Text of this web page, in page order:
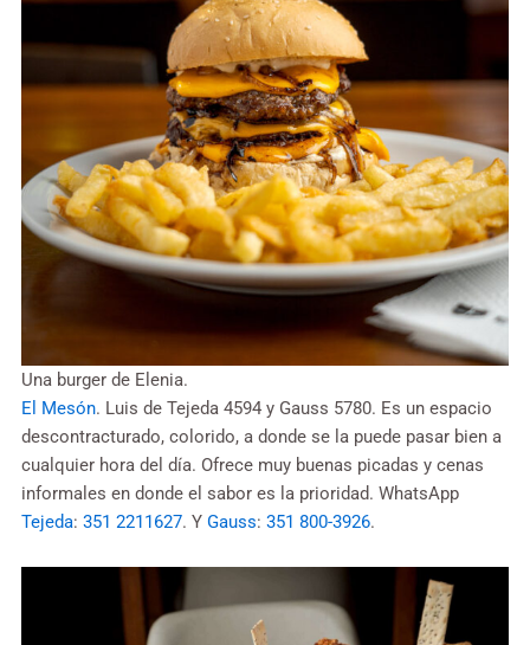
Una burger de Elenia.
El Mesón. Luis de Tejeda 4594 y Gauss 5780. Es un espacio
descontracturado, colorido, a donde se la puede pasar bien a
cualquier hora del día. Ofrece muy buenas picadas y cenas
informales en donde el sabor es la prioridad. WhatsApp
Tejeda: 351 2211627. Y Gauss: 351 800-3926.